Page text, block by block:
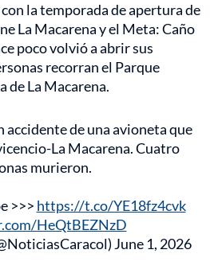
la temporada de apertura de
La Macarena y el Meta: Caño
poco volvió a abrir sus
recorran el Parque
de La Macarena.
accidente de una avioneta que
La Macarena. Cuatro
murieron.
>>> https://t.co/YE18fz4cvk
HeQtBEZNzD
June 1, 2026